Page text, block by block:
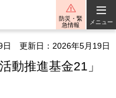
防災・緊
急情報
メニュー
日 更新日：2026年5月19日
動推進基金21」